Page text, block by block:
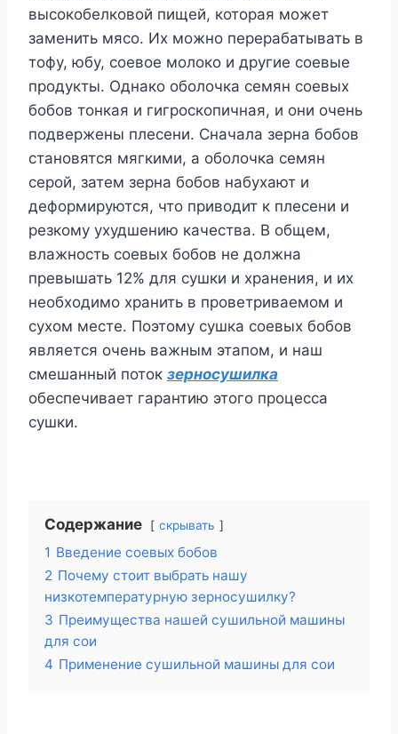
высокобелковой пищей, которая может
заменить мясо. Их можно перерабатывать в
тофу, юбу, соевое молоко и другие соевые
продукты. Однако оболочка семян соевых
бобов тонкая и гигроскопичная, и они очень
подвержены плесени. Сначала зерна бобов
становятся мягкими, а оболочка семян
серой, затем зерна бобов набухают и
деформируются, что приводит к плесени и
резкому ухудшению качества. В общем,
влажность соевых бобов не должна
превышать 12% для сушки и хранения, и их
необходимо хранить в проветриваемом и
сухом месте. Поэтому сушка соевых бобов
является очень важным этапом, и наш
смешанный поток зерносушилка
обеспечивает гарантию этого процесса
сушки.
Содержание скрывать
1 Введение соевых бобов
2 Почему стоит выбрать нашу
низкотемпературную зерносушилку?
3 Преимущества нашей сушильной машины
для сои
4 Применение сушильной машины для сои